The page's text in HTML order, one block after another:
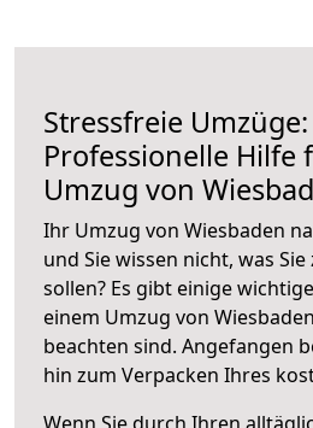
Stressfreie Umzüge:
Professionelle Hilfe
Umzug von
Ihr Umzug von Wiesbaden
und Sie wissen nicht, was
sollen? Es gibt einige
einem Umzug von
beachten sind. Angefangen
hin zum Verpacken Ihres